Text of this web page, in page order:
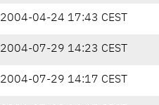
2004-04-24 17:43 CEST
2004-07-29 14:23 CEST
2004-07-29 14:17 CEST